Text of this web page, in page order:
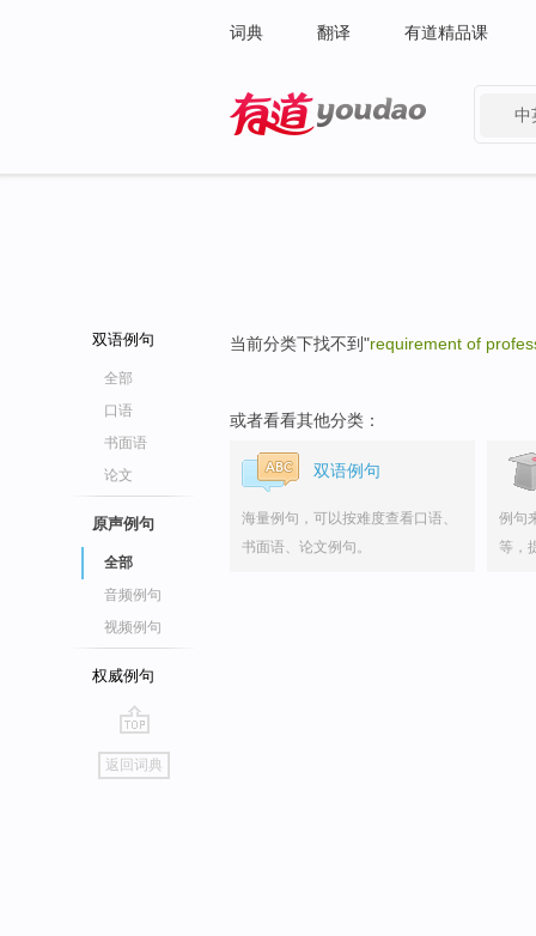
词典 翻译 有道精品课
中
双语例句
全部
口语
书面语
论文
原声例句
全部
音频例句
视频例句
权威例句
go
top
返回词典
当前分类下找不到"requirement of
或者看看其他分类：
双语例句
海量例句，可以按难度查看口语、
书面语、论文例句。
例句
等，